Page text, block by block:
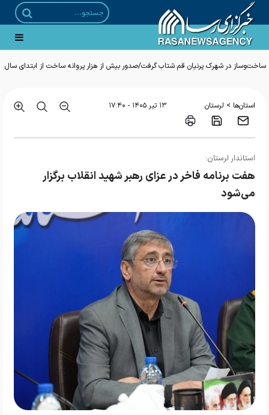
ساخت‌وساز در شهرک پرنیان قم شتاب گرفت/صدور بیش از هزار پروانه ساخت از ابتدای سال
استان‌ها > لرستان ۱۳ تير ۱۴۰۵ - ۱۷:۴۰
استاندار لرستان:
هفت برنامه فاخر در عزای رهبر شهید انقلاب برگزار
می‌شود